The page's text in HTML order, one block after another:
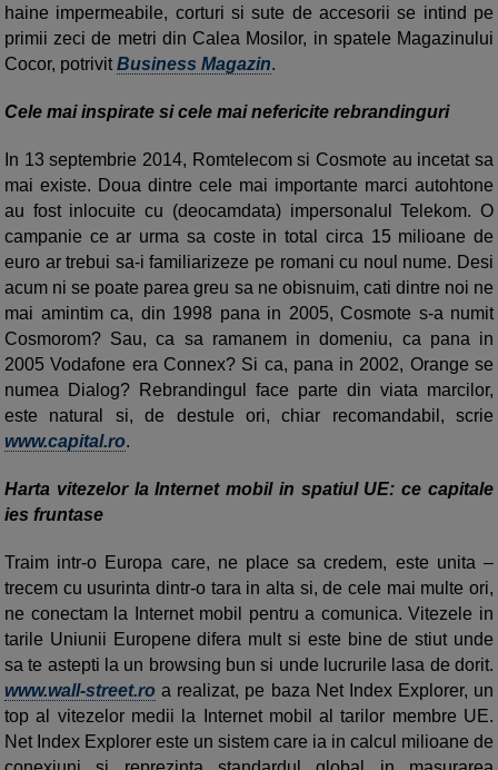
haine impermeabile, corturi si sute de accesorii se intind pe
primii zeci de metri din Calea Mosilor, in spatele Magazinului
Cocor, potrivitBusiness Magazin.
Cele mai inspirate si cele mai nefericite rebrandinguri
In 13 septembrie 2014, Romtelecom si Cosmote au incetat sa
mai existe. Doua dintre cele mai importante marci autohtone
au fost inlocuite cu (deocamdata) impersonalul Telekom. O
campanie ce ar urma sa coste in total circa 15 milioane de
euro ar trebui sa-i familiarizeze pe romani cu noul nume. Desi
acum ni se poate parea greu sa ne obisnuim, cati dintre noi ne
mai amintim ca, din 1998 pana in 2005, Cosmote s-a numit
Cosmorom? Sau, ca sa ramanem in domeniu, ca pana in
2005 Vodafone era Connex? Si ca, pana in 2002, Orange se
numea Dialog? Rebrandingul face parte din viata marcilor,
este natural si, de destule ori, chiar recomandabil, scrie
www.capital.ro.
Harta vitezelor la Internet mobil in spatiul UE: ce capitale
ies fruntase
Traim intr-o Europa care, ne place sa credem, este unita –
trecem cu usurinta dintr-o tara in alta si, de cele mai multe ori,
ne conectam la Internet mobil pentru a comunica. Vitezele in
tarile Uniunii Europene difera mult si este bine de stiut unde
sa te astepti la un browsing bun si unde lucrurile lasa de dorit.
www.wall-street.ro a realizat, pe baza Net Index Explorer, un
top al vitezelor medii la Internet mobil al tarilor membre UE.
Net Index Explorer este un sistem care ia in calcul milioane de